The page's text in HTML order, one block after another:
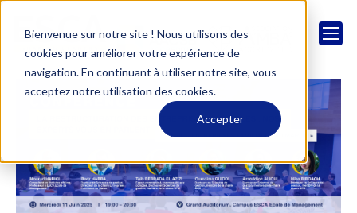
Bienvenue sur notre site ! Nous utilisons des
cookies pour améliorer votre expérience de
navigation. En continuant à utiliser notre site, vous
acceptez notre utilisation des cookies.
Accepter